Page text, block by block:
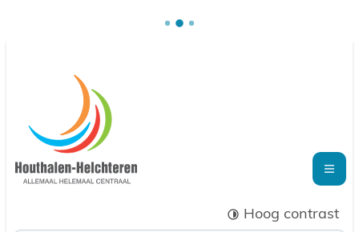
Houthalen-Helchteren
Hoog contrast